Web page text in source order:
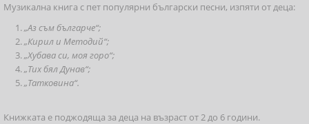
Музикална книга с пет популярни български песни, изпяти от деца:
„Аз съм българче“;
„Кирил и Методий“;
„Хубава си, моя горо“;
„Тих бял Дунав“;
„Татковина“.
Книжката е поджодяща за деца на възраст от 2 до 6 години.